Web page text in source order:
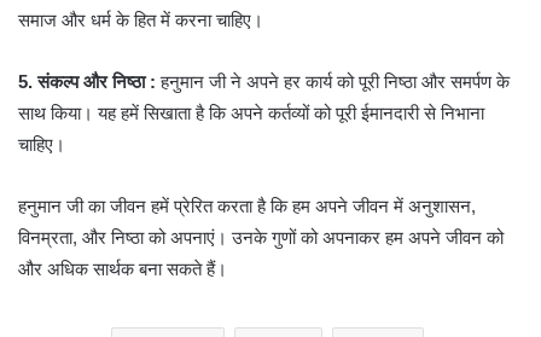
समाज और धर्म के हित में करना चाहिए।
5. संकल्प और निष्ठा : हनुमान जी ने अपने हर कार्य को पूरी निष्ठा और समर्पण के
साथ किया। यह हमें सिखाता है कि अपने कर्तव्यों को पूरी ईमानदारी से निभाना
चाहिए।
हनुमान जी का जीवन हमें प्रेरित करता है कि हम अपने जीवन में अनुशासन,
विनम्रता, और निष्ठा को अपनाएं। उनके गुणों को अपनाकर हम अपने जीवन को
और अधिक सार्थक बना सकते हैं।